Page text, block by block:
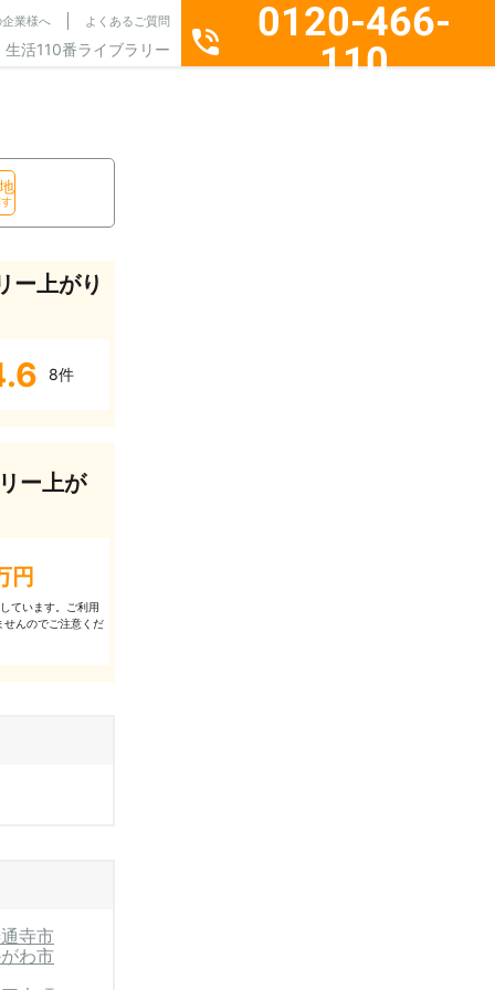
業様へ よくあるご質問
生活110番ライブラリー
0120-466-
110
ー上がり
8件
ー上が
円
ています。ご利⽤
せんのでご注意くだ
寺市
わ市